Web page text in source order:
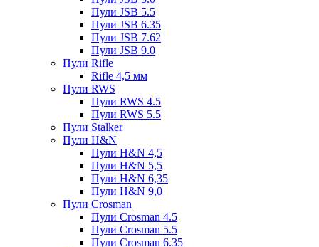
Пули JSB 5.5
Пули JSB 6.35
Пули JSB 7.62
Пули JSB 9.0
Пули Rifle
Rifle 4,5 мм
Пули RWS
Пули RWS 4.5
Пули RWS 5.5
Пули Stalker
Пули H&N
Пули H&N 4,5
Пули H&N 5,5
Пули H&N 6,35
Пули H&N 9,0
Пули Crosman
Пули Crosman 4.5
Пули Crosman 5.5
Пули Crosman 6.35